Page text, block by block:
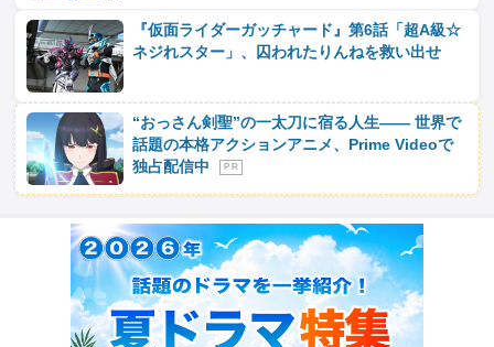
『仮面ライダーガッチャード』第6話「超A級☆
ネジれスター」、囚われたりんねを救い出せ
“おっさん剣聖”の一太刀に宿る人生―― 世界で
話題の本格アクションアニメ、Prime Videoで
独占配信中
P R